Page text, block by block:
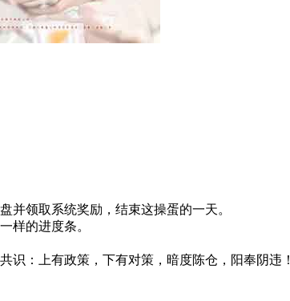
领取系统奖励，结束这操蛋的一天。
的进度条。
：上有政策，下有对策，暗度陈仓，阳奉阴违！